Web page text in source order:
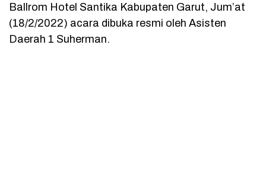
Ballrom Hotel Santika Kabupaten Garut, Jum’at
(18/2/2022) acara dibuka resmi oleh Asisten
Daerah 1 Suherman.